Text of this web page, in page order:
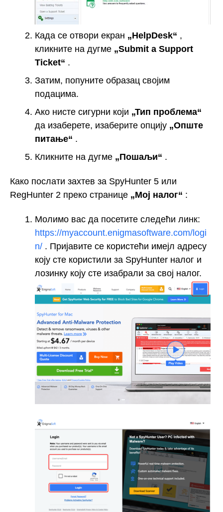
Када се отвори екран „HelpDesk“ ,
кликните на дугме „Submit a Support
Ticket“ .
Затим, попуните образац својим
подацима.
Ако нисте сигурни који „Тип проблема“
да изаберете, изаберите опцију „Опште
питање“ .
Кликните на дугме „Пошаљи“ .
Како послати захтев за SpyHunter 5 или
RegHunter 2 преко странице „Мој налог“ :
Молимо вас да посетите следећи линк:
https://myaccount.enigmasoftware.com/logi
n/ . Пријавите се користећи имејл адресу
коју сте користили за SpyHunter налог и
лозинку коју сте изабрали за свој налог.